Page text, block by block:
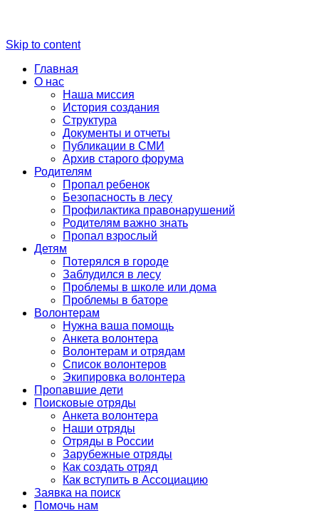
Skip to content
Главная
О нас
Наша миссия
История создания
Структура
Документы и отчеты
Публикации в СМИ
Архив старого форума
Родителям
Пропал ребенок
Безопасность в лесу
Профилактика правонарушений
Родителям важно знать
Пропал взрослый
Детям
Потерялся в городе
Заблудился в лесу
Проблемы в школе или дома
Проблемы в баторе
Волонтерам
Нужна ваша помощь
Анкета волонтера
Волонтерам и отрядам
Список волонтеров
Экипировка волонтера
Пропавшие дети
Поисковые отряды
Анкета волонтера
Наши отряды
Отряды в России
Зарубежные отряды
Как создать отряд
Как вступить в Ассоциацию
Заявка на поиск
Помочь нам